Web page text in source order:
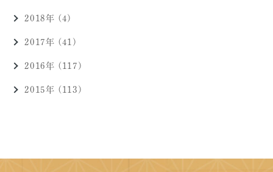
2018年 (4)
2017年 (41)
2016年 (117)
2015年 (113)